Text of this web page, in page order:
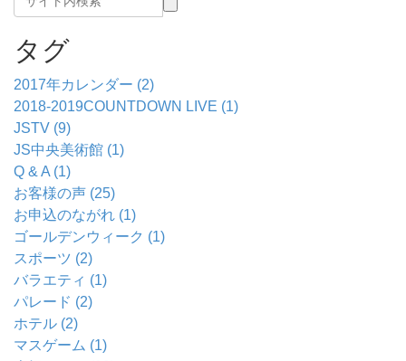
タグ
2017年カレンダー (2)
2018-2019COUNTDOWN LIVE (1)
JSTV (9)
JS中央美術館 (1)
Q & A (1)
お客様の声 (25)
お申込のながれ (1)
ゴールデンウィーク (1)
スポーツ (2)
バラエティ (1)
パレード (2)
ホテル (2)
マスゲーム (1)